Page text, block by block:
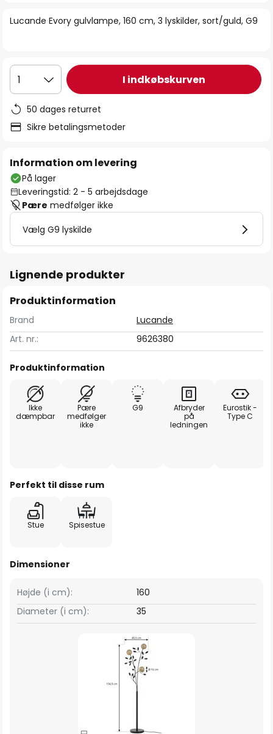
Lucande Evory gulvlampe, 160 cm, 3 lyskilder, sort/guld, G9
1 I indkøbskurven
50 dages returret
Sikre betalingsmetoder
Information om levering
På lager
Leveringstid: 2 - 5 arbejdsdage
Pære medfølger ikke
Vælg G9 lyskilde
Lignende produkter
Produktinformation
Brand
Lucande
Art. nr.:
9626380
Produktinformation
Ikke
dæmpbar
Pære
medfølger
ikke
G9
Afbryder
på
ledningen
Eurostik -
Type C
Perfekt til disse rum
Stue Spisestue
Dimensioner
Højde (i cm):
160
Diameter (i cm):
35